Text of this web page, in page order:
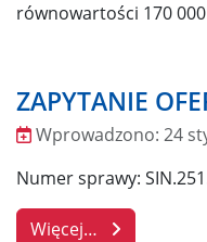
równowartości 170
ZAPYTANIE
Wprowadzono
Wprowadzono: 24
Numer sprawy:
Więcej…